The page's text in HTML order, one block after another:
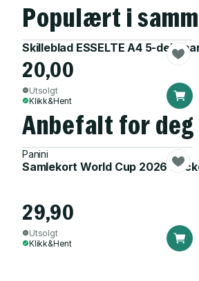
Populært i
Skilleblad ESSELTE A4 5-delt
20,00
Utsolgt
Klikk&Hent
Anbefalt for deg
Panini
Samlekort World Cup 2026
29,90
Utsolgt
Klikk&Hent